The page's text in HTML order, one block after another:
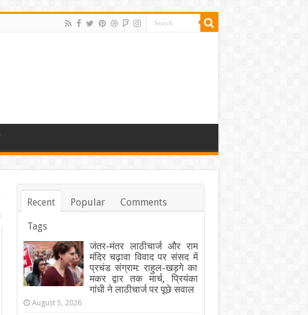
Recent Popular Comments
Tags
जंतर-मंतर लाठीचार्ज और राम
मंदिर चढ़ावा विवाद पर संसद में
प्रचंड संग्राम: राहुल-खड़गे का
मकर द्वार तक मार्च, प्रियंका
गांधी ने लाठीचार्ज पर पूछे सवाल
August 5, 2026